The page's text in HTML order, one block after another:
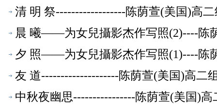
清 明 祭------------------陈荫萱(美国)高
晨 曦——为女兒攝影杰作写照(2)----陈
夕 照——为女兒攝影杰作写照(1)----陈
友 道--------------------陈荫萱(美国)高二
中秋夜幽思----------------陈荫萱(美国)高